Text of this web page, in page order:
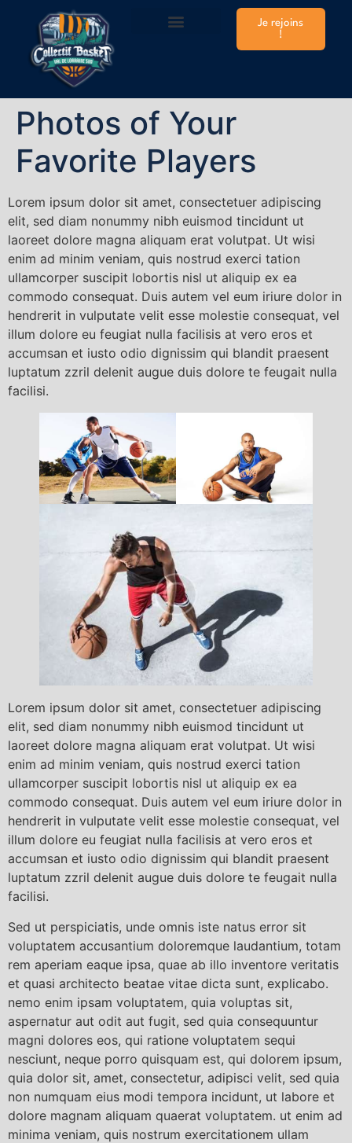
Je rejoins
!
Photos of Your
Favorite Players
Lorem ipsum dolor sit amet, consectetuer adipiscing
elit, sed diam nonummy nibh euismod tincidunt ut
laoreet dolore magna aliquam erat volutpat. Ut wisi
enim ad minim veniam, quis nostrud exerci tation
ullamcorper suscipit lobortis nisl ut aliquip ex ea
commodo consequat. Duis autem vel eum iriure dolor in
hendrerit in vulputate velit esse molestie consequat, vel
illum dolore eu feugiat nulla facilisis at vero eros et
accumsan et iusto odio dignissim qui blandit praesent
luptatum zzril delenit augue duis dolore te feugait nulla
facilisi.
Lorem ipsum dolor sit amet, consectetuer adipiscing
elit, sed diam nonummy nibh euismod tincidunt ut
laoreet dolore magna aliquam erat volutpat. Ut wisi
enim ad minim veniam, quis nostrud exerci tation
ullamcorper suscipit lobortis nisl ut aliquip ex ea
commodo consequat. Duis autem vel eum iriure dolor in
hendrerit in vulputate velit esse molestie consequat, vel
illum dolore eu feugiat nulla facilisis at vero eros et
accumsan et iusto odio dignissim qui blandit praesent
luptatum zzril delenit augue duis dolore te feugait nulla
facilisi.
Sed ut perspiciatis, unde omnis iste natus error sit
voluptatem accusantium doloremque laudantium, totam
rem aperiam eaque ipsa, quae ab illo inventore veritatis
et quasi architecto beatae vitae dicta sunt, explicabo.
nemo enim ipsam voluptatem, quia voluptas sit,
aspernatur aut odit aut fugit, sed quia consequuntur
magni dolores eos, qui ratione voluptatem sequi
nesciunt, neque porro quisquam est, qui dolorem ipsum,
quia dolor sit, amet, consectetur, adipisci velit, sed quia
non numquam eius modi tempora incidunt, ut labore et
dolore magnam aliquam quaerat voluptatem. ut enim ad
minima veniam, quis nostrum exercitationem ullam